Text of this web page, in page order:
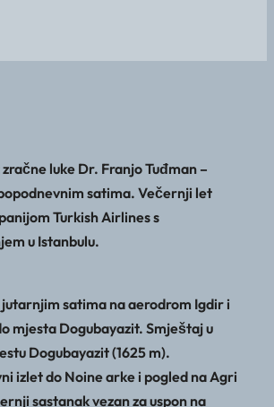
zračne luke Dr. Franjo Tuđman –
satima. Večernji let
Turkish Airlines s
u Istanbulu.
jutarnjim satima na aerodrom Igdir i
mjesta Dogubayazit. Smještaj u
Dogubayazit (1625 m).
izlet do Noine arke i pogled na Agri
sastanak vezan za uspon na